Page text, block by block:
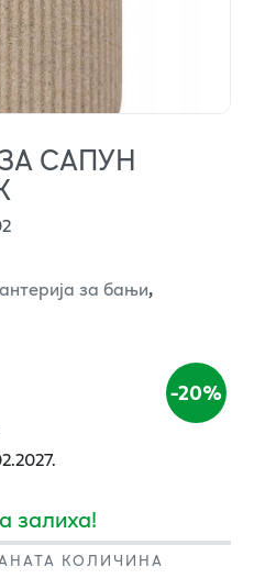
САПУН
за бањи,
-20%
залиха!
КОЛИЧИНА